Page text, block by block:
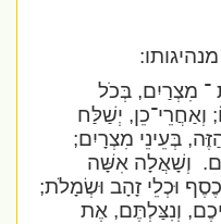
מִצְרַיִם, בְּכֹל
יְשַׁלַּח
בְּעֵינֵי מִצְרָיִם;
וְשָׁאֲלָה אִשָּׁה
וּכְלֵי זָהָב וּשְׂמָלֹת;
וְנִצַּלְתֶּם, אֶת